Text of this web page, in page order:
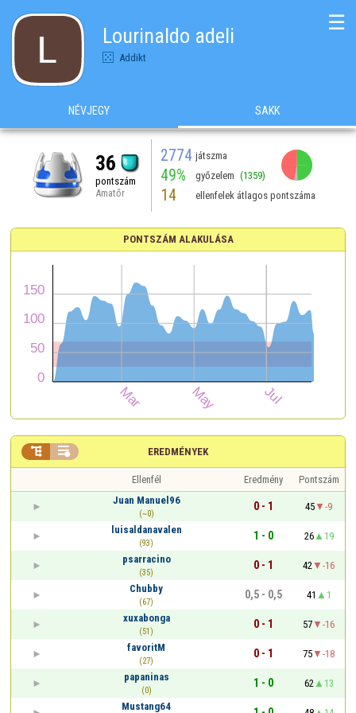
Lourinaldo adeli
Addikt
☰
NÉVJEGY SAKK
36
pontszám
Amatőr
2774 játszma
49% győzelem (1359)
14 ellenfelek átlagos pontszáma
PONTSZÁM ALAKULÁSA
EREDMÉNYEK
 
Ellenfél Eredmény
Pontszám
Juan Manuel96
(~0)
0 - 1 45
-9
luisaldanavalen
(93)
1 - 0 26
19
psarracino
(35)
0 - 1 42
-16
Chubby
(67)
0,5 - 0,5 41
1
xuxabonga
(51)
0 - 1 57
-16
favoritM
(27)
0 - 1 75
-18
papaninas
(0)
1 - 0 62
13
Mustang64